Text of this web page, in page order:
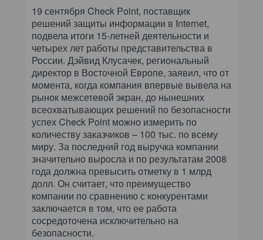
19 сентября Check Point, поставщик
решений защиты информации в Internet,
подвела итоги 15-летней деятельности и
четырех лет работы представительства в
России. Дэйвид Клусачек, региональный
директор в Восточной Европе, заявил, что от
момента, когда компания впервые вывела на
рынок межсетевой экран, до нынешних
всеохватывающих решений по безопасности
успех Check Point можно измерить по
количеству заказчиков – 100 тыс. по всему
миру. За последний год выручка компании
значительно выросла и по результатам 2008
года должна превысить отметку в 1 млрд
долл. Он считает, что преимущество
компании по сравнению с конкурентами
заключается в том, что ее работа
сосредоточена исключительно на
безопасности.